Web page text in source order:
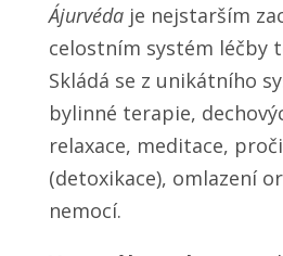
Ájurvéda je nejstarším
celostním systém léčby
Skládá se z unikátního
bylinné terapie,
relaxace, meditace,
(detoxikace), omlazení
nemocí.